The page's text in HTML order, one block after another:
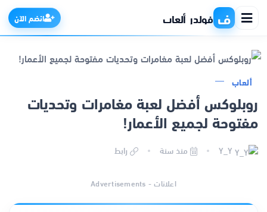
ف فولدر ألعاب انضم الآن
التطبيقات
الألعاب
ألعاب
روبلوكس أفضل لعبة مغامرات وتحديات
مفتوحة لجميع الأعمار!
منذ سنة رابط
اعلانات - Advertisements